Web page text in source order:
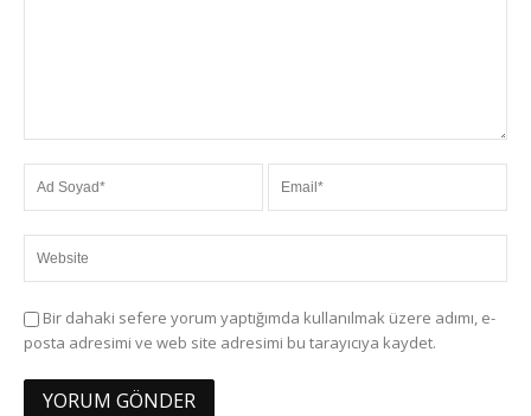
Bir dahaki sefere yorum yaptığımda kullanılmak üzere adımı, e-
posta adresimi ve web site adresimi bu tarayıcıya kaydet.